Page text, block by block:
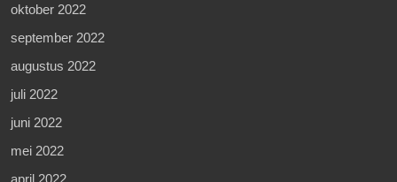
oktober 2022
september 2022
augustus 2022
juli 2022
juni 2022
mei 2022
april 2022